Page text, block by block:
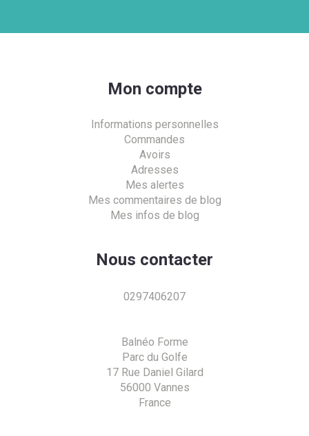
Mon compte
Informations personnelles
Commandes
Avoirs
Adresses
Mes alertes
Mes commentaires de blog
Mes infos de blog
Nous contacter
0297406207
Balnéo Forme
Parc du Golfe
17 Rue Daniel Gilard
56000 Vannes
France